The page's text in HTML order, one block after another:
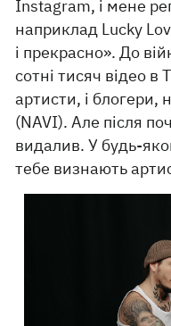
Instagram, і мене
наприклад Lucky
і прекрасно». До
сотні тисяч відео в
артисти, і блогери,
(NAVI). Але після
видалив. У будь-
тебе визнають